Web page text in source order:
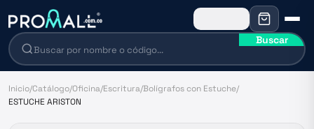
Buscar
Inicio/Catálogo/Oficina/Escritura/Bolígrafos con Estuche/
ESTUCHE ARISTON